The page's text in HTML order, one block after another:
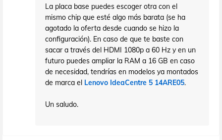
La placa base puedes escoger otra con el
mismo chip que esté algo más barata (se ha
agotado la oferta desde cuando se hizo la
configuración). En caso de que te baste con
sacar a través del HDMI 1080p a 60 Hz y en un
futuro puedes ampliar la RAM a 16 GB en caso
de necesidad, tendrías en modelos ya montados
de marca el Lenovo IdeaCentre 5 14ARE05.
Un saludo.